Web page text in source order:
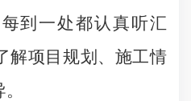
到一处都认真听汇
解项目规划、施工情